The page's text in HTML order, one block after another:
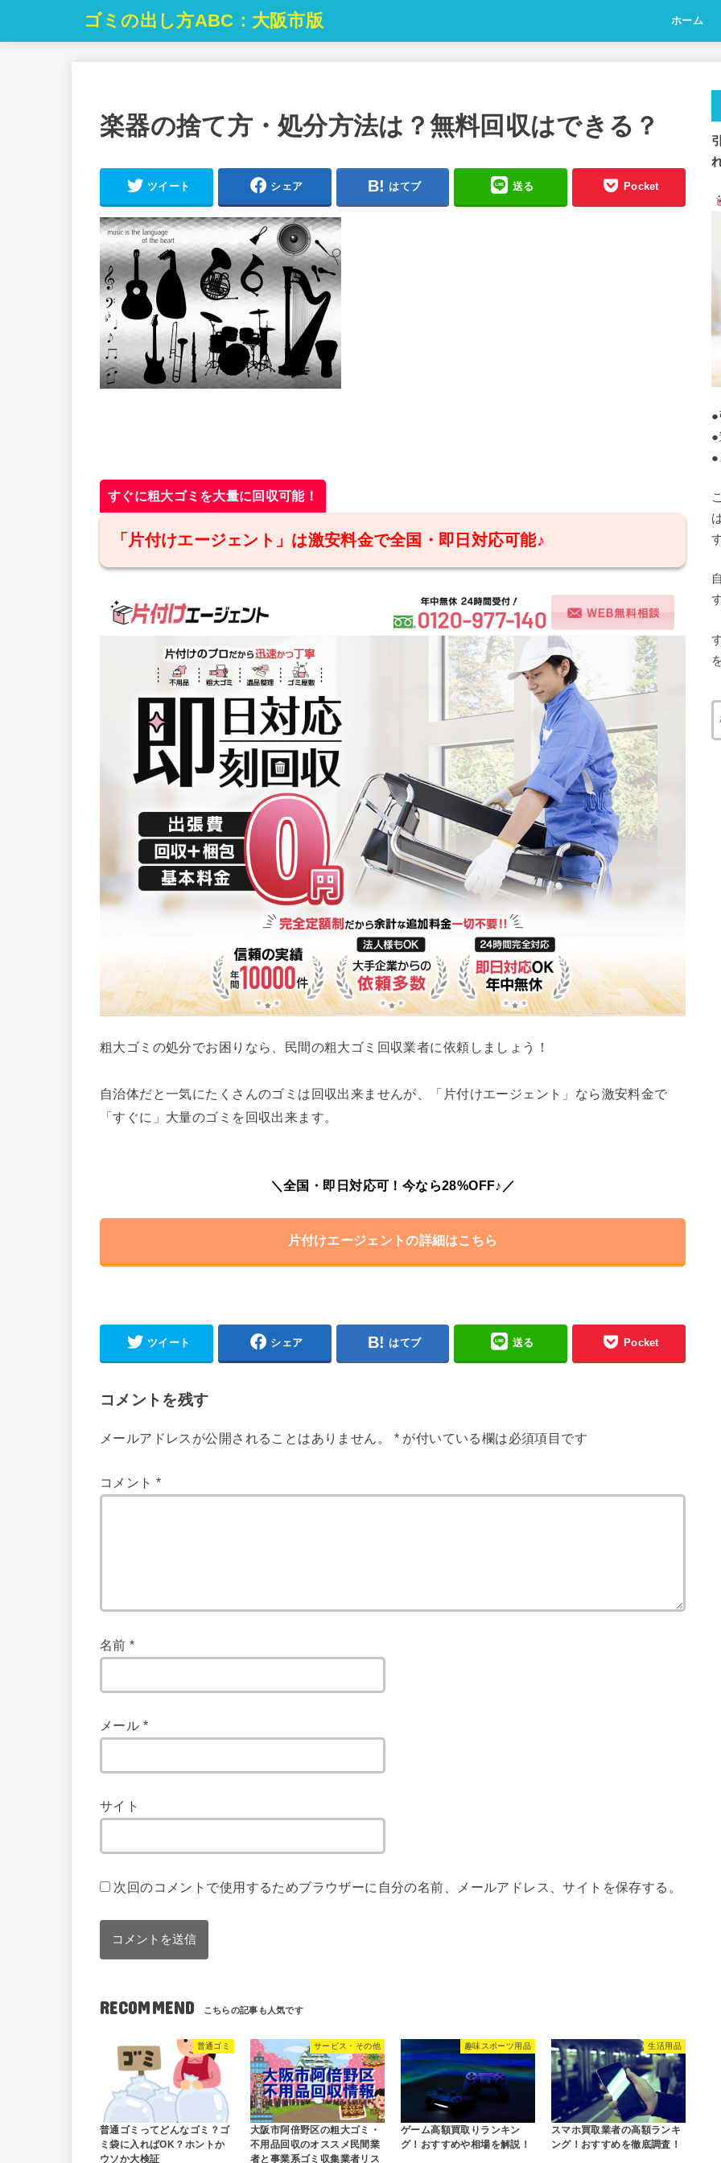
ゴミの出し方ABC：大阪市版 ホーム
楽器の捨て方・処分方法は？無料回収はできる？
ツイート シェア はてブ 送る Pocket
すぐに粗大ゴミを大量に回収可能！
「片付けエージェント」は激安料金で全国・即日対応可能♪
粗大ゴミの処分でお困りなら、民間の粗大ゴミ回収業者に依頼しましょう！
自治体だと一気にたくさんのゴミは回収出来ませんが、「片付けエージェント」なら激安料金で
「すぐに」大量のゴミを回収出来ます。
＼全国・即日対応可！今なら28%OFF♪／
片付けエージェントの詳細はこちら
ツイート シェア はてブ 送る Pocket
コメントを残す
メールアドレスが公開されることはありません。 *が付いている欄は必須項目です
コメント*
名前*
メール *
サイト
次回のコメントで使用するためブラウザーに自分の名前、メールアドレス、サイトを保存する。
RECOMMEND
普通ゴミ
普通ゴミってどんなゴミ？ゴ
ミ袋に入ればOK？ホントか
ウソか大検証
サービス・その他
大阪市阿倍野区の粗大ゴミ・
不用品回収のオススメ民間業
者と事業系ゴミ収集業者リス
趣味スポーツ用品
ゲーム高額買取りランキン
グ！おすすめや相場を解説！
生活用品
スマホ買取業者の高額ランキ
ング！おすすめを徹底調査！
●
●
●